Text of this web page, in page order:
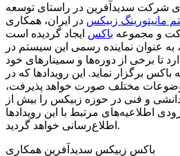
شرکت سدیدآفرین در راستای توسعه
مانیتورینگ زبیکس در ایران، همکاری
و مجموعه باکس
به عنوان نماینده رسمی این سیستم در
تا برخی از دوره‌ها و سمینارهای خود
برگزار نماید. این رویدادها که در
مختلف صورت خواهد پذیرفت،
و فنی در حوزه زبیکس را بیش از
اطلاعیه‌های مرتبط با این رویدادها
اطلاع‌رسانی خواهد گردید.
باکس زبیکس سدیدآفرین همکاری